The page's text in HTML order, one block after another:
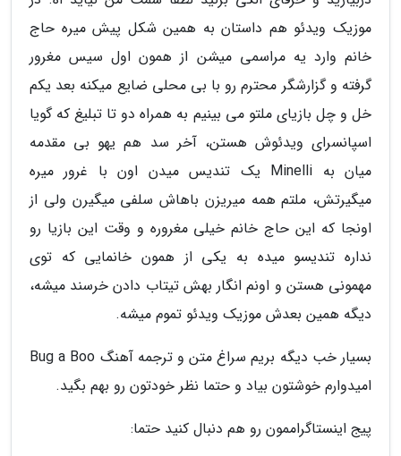
موزیک ویدئو هم داستان به همین شکل پیش میره حاج
خانم وارد یه مراسمی میشن از همون اول سیس مغرور
گرفته و گزارشگر محترم رو با بی محلی ضایع میکنه بعد یکم
خل و چل بازیای ملتو می بینیم به همراه دو تا تبلیغ که گویا
اسپانسرای ویدئوش هستن، آخر سد هم یهو بی مقدمه
میان به Minelli یک تندیس میدن اون با غرور میره
میگیرتش، ملتم همه میریزن باهاش سلفی میگیرن ولی از
اونجا که این حاج خانم خیلی مغروره و وقت این بازیا رو
نداره تندیسو میده به یکی از همون خانمایی که توی
مهمونی هستن و اونم انگار بهش تیتاب دادن خرسند میشه،
دیگه همین بعدش موزیک ویدئو تموم میشه.
بسیار خب دیگه بریم سراغ متن و ترجمه آهنگ Bug a Boo
امیدوارم خوشتون بیاد و حتما نظر خودتون رو بهم بگید.
پیج اینستاگراممون رو هم دنبال کنید حتما: